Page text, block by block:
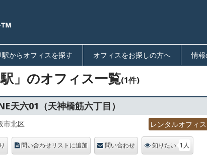
駅からオフィスを探す オフィスをお探しの方へ 情
駅」のオフィス一覧(1件)
天六01（天神橋筋六丁目）
市北区 レンタルオフィス
問い合わせリストに追加 問い合わせ 知りたい 1人